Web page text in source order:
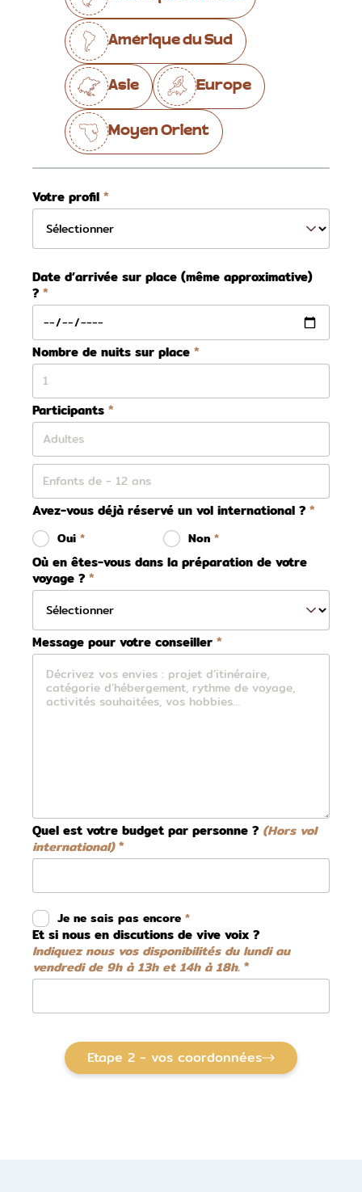
Amérique du Sud
Asie Europe
Moyen Orient
Votre profil
Date d’arrivée sur place (même approximative)
?
Nombre de nuits sur place
Participants
Avez-vous déjà réservé un vol international ?
Oui Non
Où en êtes-vous dans la préparation de votre
voyage ?
Message pour votre conseiller
Quel est votre budget par personne ? (Hors vol
international)
Je ne sais pas encore
Et si nous en discutions de vive voix ?
Indiquez nous vos disponibilités du lundi au
vendredi de 9h à 13h et 14h à 18h.
Etape 2 - vos coordonnées